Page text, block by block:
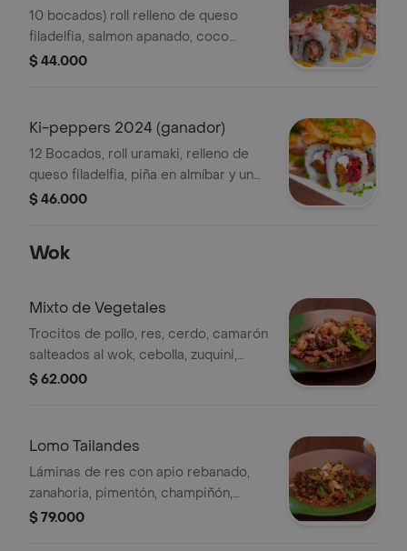
10 bocados) roll relleno de queso
filadelfia, salmon apanado, coco
tostado. cubierto de camarones,
$ 44.000
Ki-peppers 2024 (ganador)
12 Bocados, roll uramaki, relleno de
queso filadelfia, piña en almíbar y un
delicioso kakiari, coronado con
$ 46.000
Wok
Mixto de Vegetales
Trocitos de pollo, res, cerdo, camarón
salteados al wok, cebolla, zuquini,
zanahoria, brócoli, bock choi, apio,
$ 62.000
Lomo Tailandes
Láminas de res con apio rebanado,
zanahoria, pimentón, champiñón,
habichuela y cebollín con un tono
$ 79.000